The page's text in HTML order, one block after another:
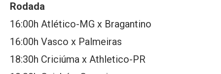
Rodada
16:00h Atlético-MG x Bragantino
16:00h Vasco x Palmeiras
18:30h Criciúma x Athletico-PR